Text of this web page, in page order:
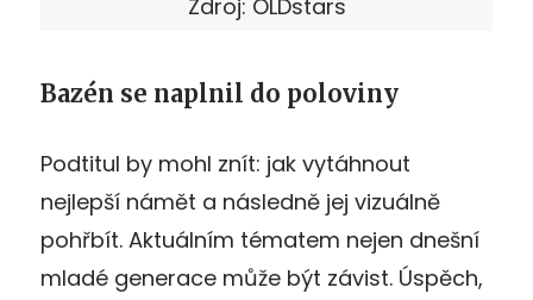
Zdroj: OLDstars
Bazén se naplnil do poloviny
Podtitul by mohl znít: jak vytáhnout
nejlepší námět a následně jej vizuálně
pohřbít. Aktuálním tématem nejen dnešní
mladé generace může být závist. Úspěch,